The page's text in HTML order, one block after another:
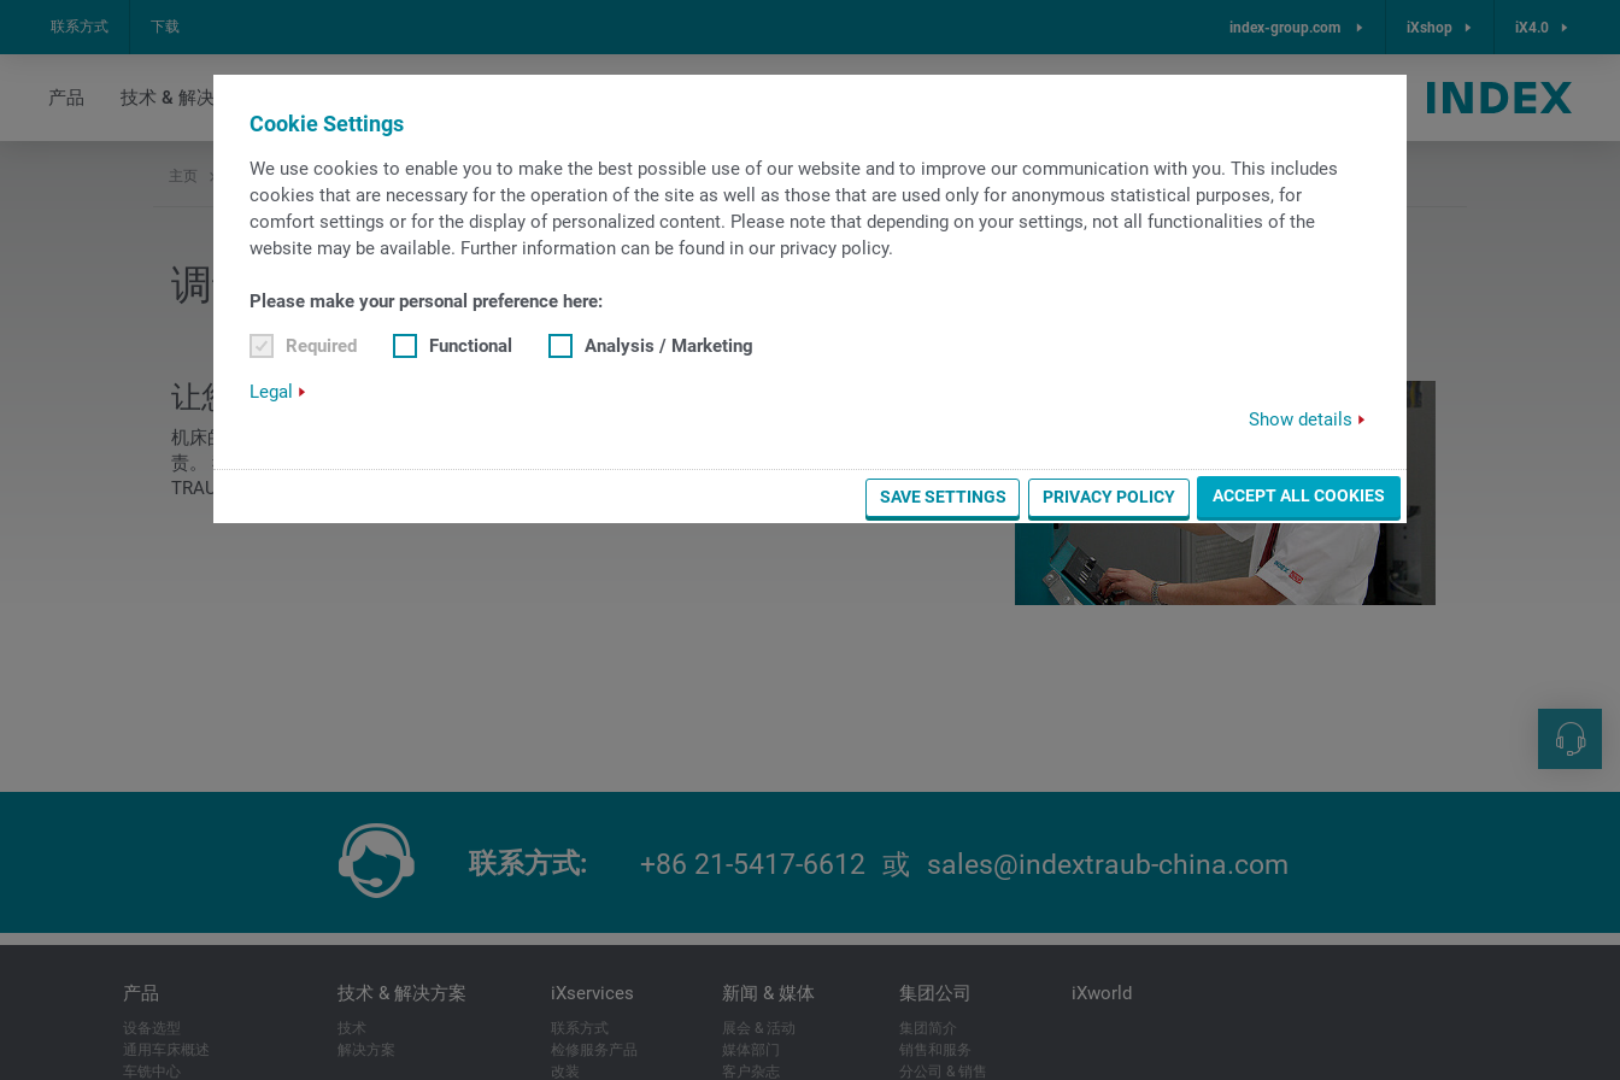
Cookie Settings
We use cookies to enable you to make the best possible use of our website and to improve our communication with you. This includes
cookies that are necessary for the operation of the site as well as those that are used only for anonymous statistical purposes, for
comfort settings or for the display of personalized content. Please note that depending on your settings, not all functionalities of the
website may be available. Further information can be found in our privacy policy.
Please make your personal preference here:
Required Functional Analysis / Marketing
Legal
Show details
SAVE SETTINGS PRIVACY POLICY ACCEPT ALL COOKIES
联系方式 下载 index-group.com iXshop iX4.0
产品 技术 & 解决方案
联系方
主页 调试
调试
让您的机床拥有完美的开始 - 调试
机床的安装和调试将由一个由经验丰富的安装技师组成的 团队完成，机床的维修保养也由这些技师负
责。 我们将确保您能迅速开始生产。从自我们工厂发运一直到在贵公司现场验收机床， INDEX &
TRAUB的一位专家将向您提供全程服务。
联系方式 +86 21-5417-6612 或 sales@indextraub-china.com
产品
设备选型
通用车床概述
车铣中心
技术 & 解决方案
技术
解决方案
iXservices
联系方式
检修服务产品
改装
新闻 & 媒体
展会 & 活动
媒体部门
客户杂志
集团公司
集团简介
销售和服务
分公司 & 销售
iXworld